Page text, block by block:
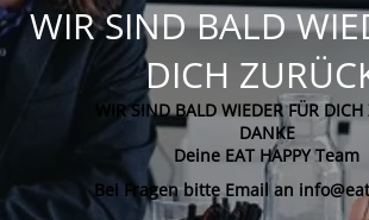
WIR SIND BALD
DICH
WIR SIND BALD WIEDER FÜR
DANKE
Deine EAT HAPPY Team
Bei Fragen bitte Email an